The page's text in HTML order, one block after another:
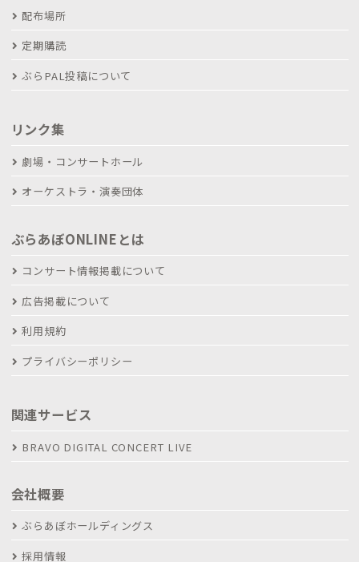
配布場所
定期購読
ぶらPAL投稿について
リンク集
劇場・コンサートホール
オーケストラ・演奏団体
ぶらあぼONLINEとは
コンサート情報掲載について
広告掲載について
利用規約
プライバシーポリシー
関連サービス
BRAVO DIGITAL CONCERT LIVE
会社概要
ぶらあぼホールディングス
採用情報